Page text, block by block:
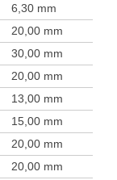
6,30 mm
20,00 mm
30,00 mm
20,00 mm
13,00 mm
15,00 mm
20,00 mm
20,00 mm